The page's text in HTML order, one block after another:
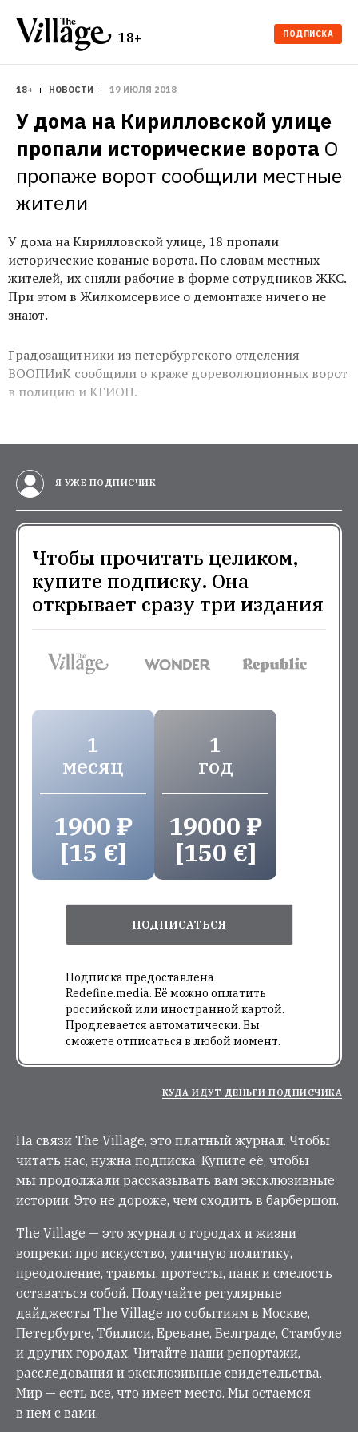
18+ ПОДПИСКА
18+ НОВОСТИ 19 ИЮЛЯ 2018
У дома на Кирилловской улице
пропали исторические ворота О
пропаже ворот сообщили местные
жители
У дома на Кирилловской улице, 18 пропали
исторические кованые ворота. По словам местных
жителей, их сняли рабочие в форме сотрудников ЖКС.
При этом в Жилкомсервисе о демонтаже ничего не
знают.
Градозащитники из петербургского отделения
ВООПИиК сообщили о краже дореволюционных ворот
в полицию и КГИОП.
Я УЖЕ ПОДПИСЧИК
Чтобы прочитать целиком,
купите подписку. Она
открывает сразу три издания
1
месяц
1900 ₽
[15 €]
1
год
19000 ₽
[150 €]
ПОДПИСАТЬСЯ
Подписка предоставлена
Redefine.media. Её можно оплатить
российской или иностранной картой.
Продлевается автоматически. Вы
сможете отписаться в любой момент.
КУДА ИДУТ ДЕНЬГИ ПОДПИСЧИКА
На связи The Village, это платный журнал. Чтобы
читать нас, нужна подписка. Купите её, чтобы
мы продолжали рассказывать вам эксклюзивные
истории. Это не дороже, чем сходить в барбершоп.
The Village — это журнал о городах и жизни
вопреки: про искусство, уличную политику,
преодоление, травмы, протесты, панк и смелость
оставаться собой. Получайте регулярные
дайджесты The Village по событиям в Москве,
Петербурге, Тбилиси, Ереване, Белграде, Стамбуле
и других городах. Читайте наши репортажи,
расследования и эксклюзивные свидетельства.
Мир — есть все, что имеет место. Мы остаемся
в нем с вами.